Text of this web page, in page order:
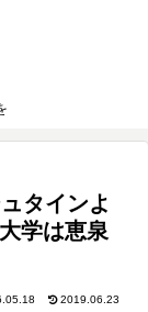
タインよ
学は恵泉
2019.06.23